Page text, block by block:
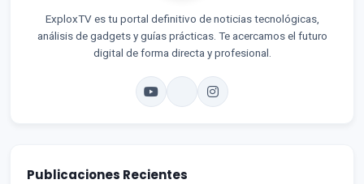
ExploxTV es tu portal definitivo de noticias tecnológicas,
análisis de gadgets y guías prácticas. Te acercamos el futuro
digital de forma directa y profesional.
Publicaciones Recientes